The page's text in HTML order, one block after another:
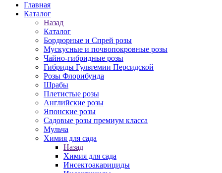
Главная
Каталог
Назад
Каталог
Бордюрные и Спрей розы
Мускусные и почвопокровные розы
Чайно-гибридные розы
Гибриды Гультемии Персидской
Розы Флорибунда
Шрабы
Плетистые розы
Английские розы
Японские розы
Садовые розы премиум класса
Мульча
Химия для сада
Назад
Химия для сада
Инсектоакарициды